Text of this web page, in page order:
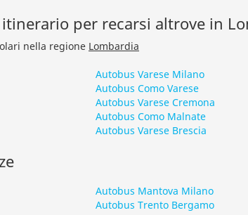
per recarsi altrove in
nella regione Lombardia
Autobus Varese Milano
Autobus Como Varese
Autobus Varese Cremona
Autobus Como Malnate
Autobus Varese Brescia
Autobus Mantova Milano
Autobus Trento Bergamo